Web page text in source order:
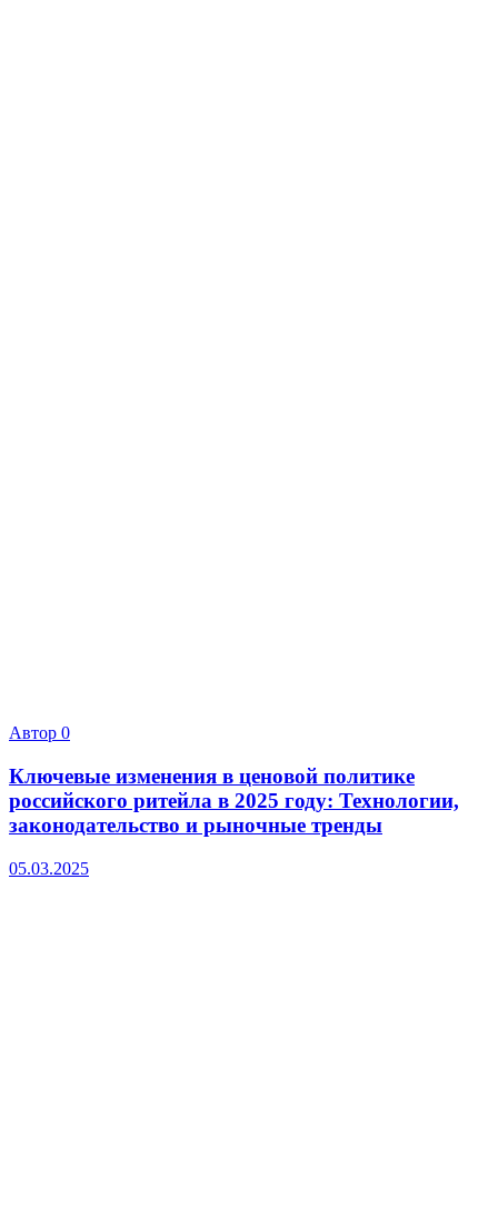
Автор 0
Ключевые изменения в ценовой политике
российского ритейла в 2025 году: Технологии,
законодательство и рыночные тренды
05.03.2025